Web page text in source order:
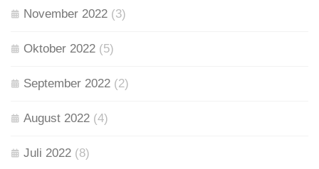
November 2022 (3)
Oktober 2022 (5)
September 2022 (2)
August 2022 (4)
Juli 2022 (8)